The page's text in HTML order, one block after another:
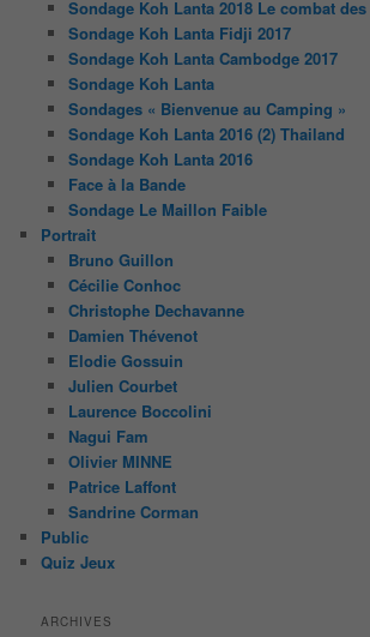
Sondage Koh Lanta 2018 Le combat
Sondage Koh Lanta Fidji 2017
Sondage Koh Lanta Cambodge 2017
Sondage Koh Lanta
Sondages « Bienvenue au Camping »
Sondage Koh Lanta 2016 (2) Thailand
Sondage Koh Lanta 2016
Face à la Bande
Sondage Le Maillon Faible
Portrait
Bruno Guillon
Cécilie Conhoc
Christophe Dechavanne
Damien Thévenot
Elodie Gossuin
Julien Courbet
Laurence Boccolini
Nagui Fam
Olivier MINNE
Patrice Laffont
Sandrine Corman
Public
Quiz Jeux
ARCHIVES